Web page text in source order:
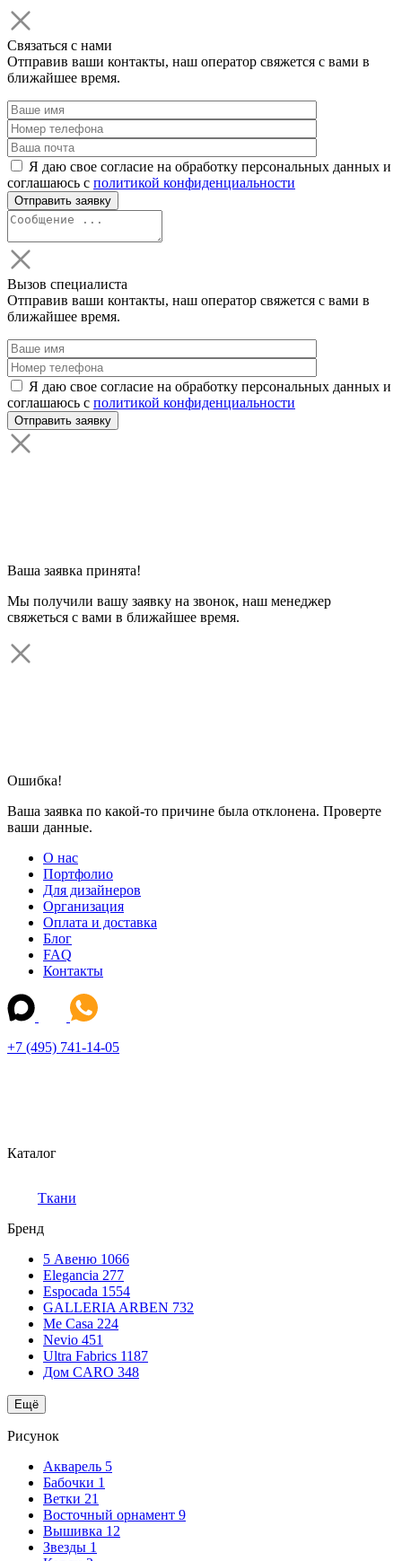
Связаться с нами
Отправив ваши контакты, наш оператор свяжется с вами в
ближайшее время.
Я даю свое согласие на обработку персональных данных и
соглашаюсь с политикой конфиденциальности
Вызов специалиста
Отправив ваши контакты, наш оператор свяжется с вами в
ближайшее время.
Я даю свое согласие на обработку персональных данных и
соглашаюсь с политикой конфиденциальности
Ваша заявка принята!
Мы получили вашу заявку на звонок, наш менеджер
свяжеться с вами в ближайшее время.
Ошибка!
Ваша заявка по какой-то причине была отклонена. Проверте
ваши данные.
О нас
Портфолио
Для дизайнеров
Организация
Оплата и доставка
Блог
FAQ
Контакты
+7 (495) 741-14-05
Каталог
Ткани
Бренд
5 Авеню 1066
Elegancia 277
Espocada 1554
GALLERIA ARBEN 732
Me Casa 224
Nevio 451
Ultra Fabrics 1187
Дом CARO 348
Ещё
Рисунок
Акварель 5
Бабочки 1
Ветки 21
Восточный орнамент 9
Вышивка 12
Звезды 1